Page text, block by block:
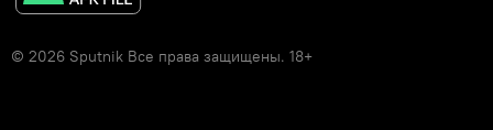
© 2026 Sputnik Все права защищены. 18+